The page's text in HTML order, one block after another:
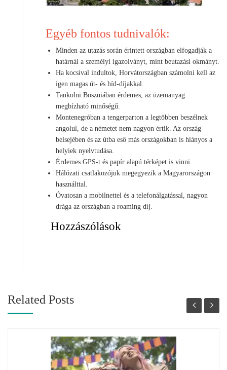
Egyéb fontos tudnivalók:
Minden az utazás során érintett országban elfogadják a
határnál a személyi igazolványt, mint beutazási okmányt.
Ha kocsival indultok, Horvátországban számolni kell az
igen magas út- és híd-díjakkal.
Tankolni Boszniában érdemes, az üzemanyag
megbízható minőségű.
Montenegróban a tengerparton a legtöbben beszélnek
angolul, de a németet nem nagyon értik. Az ország
belsejében és az útba eső más országokban is hiányos a
helyiek nyelvtudása.
Érdemes GPS-t és papír alapú térképet is vinni.
Hálózati csatlakozójuk megegyezik a Magyarországon
használttal.
Óvatosan a mobilnettel és a telefonálgatással, nagyon
drága az országban a roaming díj.
Hozzászólások
Related Posts